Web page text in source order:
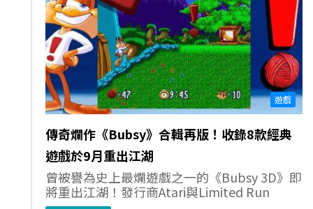
遊戲
傳奇爛作《Bubsy》合輯再版！收錄8款經典
遊戲於9月重出江湖
曾被譽為史上最爛遊戲之一的《Bubsy 3D》即
將重出江湖！發行商Atari與Limited Run